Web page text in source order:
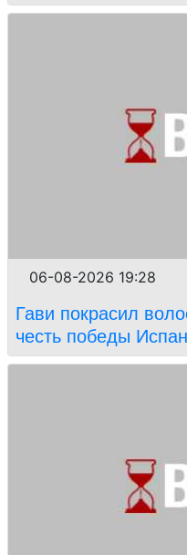
06-08-2026 19:28
Гави покрасил
честь победы